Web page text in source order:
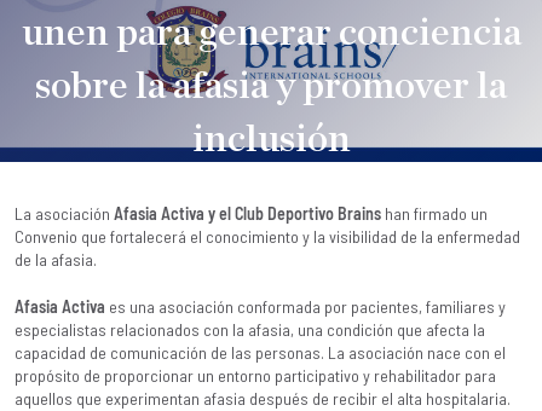
unen para generar conciencia
sobre la afasia y promover la
inclusión
La asociación Afasia Activa y el Club Deportivo Brains han firmado un
Convenio que fortalecerá el conocimiento y la visibilidad de la enfermedad
de la afasia.
Afasia Activa es una asociación conformada por pacientes, familiares y
especialistas relacionados con la afasia, una condición que afecta la
capacidad de comunicación de las personas. La asociación nace con el
propósito de proporcionar un entorno participativo y rehabilitador para
aquellos que experimentan afasia después de recibir el alta hospitalaria.